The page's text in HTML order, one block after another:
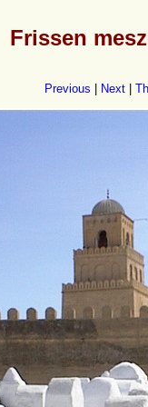
Frissen
Previous Next|